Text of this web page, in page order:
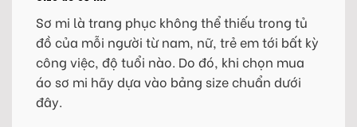
Sơ mi là trang phục không thể thiếu trong tủ
đồ của mỗi người từ nam, nữ, trẻ em tới bất kỳ
công việc, độ tuổi nào. Do đó, khi chọn mua
áo sơ mi hãy dựa vào bảng size chuẩn dưới
đây.